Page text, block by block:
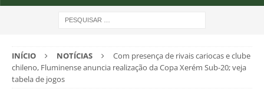
INÍCIO NOTÍCIAS
Com presença de rivais cariocas e clube
chileno, Fluminense anuncia realização da Copa Xerém Sub-20; veja
tabela de jogos